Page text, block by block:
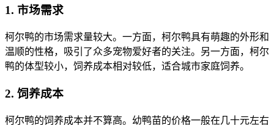
1. 市场需求
柯尔鸭的市场需求量较大。一方面，柯尔鸭具有萌趣的外形和
温顺的性格，吸引了众多宠物爱好者的关注。另一方面，柯尔
鸭的体型较小，饲养成本相对较低，适合城市家庭饲养。
2. 饲养成本
柯尔鸭的饲养成本并不算高。幼鸭苗的价格一般在几十元左右